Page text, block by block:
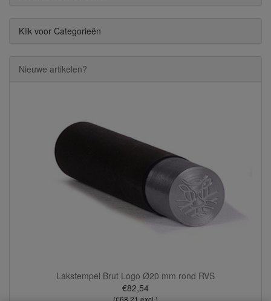
Klik voor Categorieën
Nieuwe artikelen?
Lakstempel Brut Logo Ø20 mm rond RVS
€82,54